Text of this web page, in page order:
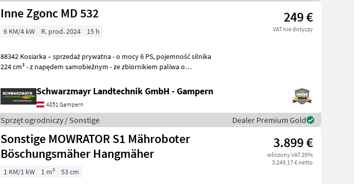
Inne Zgonc MD 532 249 €
VAT nie dotyczy
6 KM/4 kW R. prod. 2024 15 h
88342 Kosiarka – sprzedaż prywatna - o mocy 6 PS, pojemność silnika
224 cm³ - z napędem samobieżnym - ze zbiornikiem paliwa o
Schwarzmayr Landtechnik GmbH - Gampern
4851 Gampern
Sprzęt ogrodniczy / Sonstige Dealer Premium Gold
Sonstige MOWRATOR S1 Mähroboter
Böschungsmäher Hangmäher
3.899 €
wliczony VAT 20%
3.249,17 € netto
1 KM/1 kW 1 m³
53 cm